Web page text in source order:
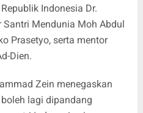
Indonesia Dr.
Mendunia Moh Abdul
Prasetyo, serta mentor
Dien.
Zein menegaskan
lagi dipandang